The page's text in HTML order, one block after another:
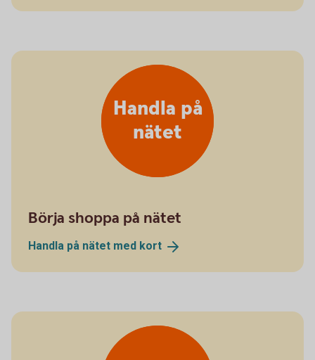
Handla på
nätet
Börja shoppa på nätet
Handla på nätet med kort